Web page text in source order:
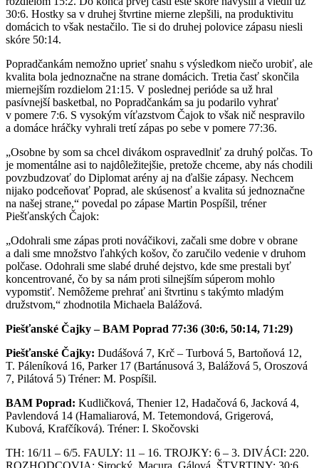
30:6. Hostky sa v druhej štvrtine mierne zlepšili, na produktivitu
domácich to však nestačilo. Tie si do druhej polovice zápasu niesli
skóre 50:14.
Popradčankám nemožno uprieť snahu s výsledkom niečo urobiť, ale
kvalita bola jednoznačne na strane domácich. Tretia časť skončila
miernejším rozdielom 21:15. V poslednej perióde sa už hral
pasívnejší basketbal, no Popradčankám sa ju podarilo vyhrať
v pomere 7:6. S vysokým víťazstvom Čajok to však nič nespravilo
a domáce hráčky vyhrali tretí zápas po sebe v pomere 77:36.
„Osobne by som sa chcel divákom ospravedlniť za druhý polčas. To
je momentálne asi to najdôležitejšie, pretože chceme, aby nás chodili
povzbudzovať do Diplomat arény aj na ďalšie zápasy. Nechcem
nijako podceňovať Poprad, ale skúsenosť a kvalita sú jednoznačne
na našej strane,“ povedal po zápase Martin Pospíšil, tréner
Piešťanských Čajok:
„Odohrali sme zápas proti nováčikovi, začali sme dobre v obrane
a dali sme množstvo ľahkých košov, čo zaručilo vedenie v druhom
polčase. Odohrali sme slabé druhé dejstvo, kde sme prestali byť
koncentrované, čo by sa nám proti silnejším súperom mohlo
vypomstiť. Nemôžeme prehrať ani štvrtinu s takýmto mladým
družstvom,“ zhodnotila Michaela Balážová.
Piešťanské Čajky – BAM Poprad 77:36 (30:6, 50:14, 71:29)
Piešťanské Čajky: Dudášová 7, Krč – Turbová 5, Bartoňová 12,
T. Páleníková 16, Parker 17 (Bartánusová 3, Balážová 5, Oroszová
7, Pilátová 5) Tréner: M. Pospíšil.
BAM Poprad: Kudličková, Thenier 12, Hadačová 6, Jacková 4,
Pavlendová 14 (Hamaliarová, M. Tetemondová, Grigerová,
Kubová, Krafčíková). Tréner: I. Skočovski
TH: 16/11 – 6/5. FAULY: 11 – 16. TROJKY: 6 – 3. DIVÁCI: 220.
ROZHODCOVIA: Sirocký, Macura, Gálová. ŠTVRTINY: 30:6,